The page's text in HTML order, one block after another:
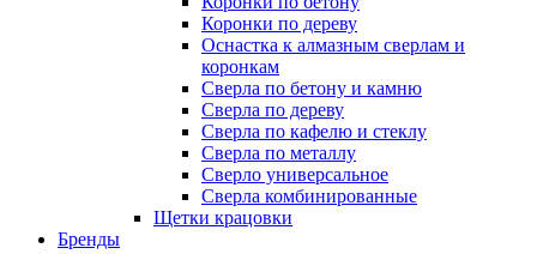
Коронки по дереву
Оснастка к алмазным сверлам и
коронкам
Сверла по бетону и камню
Сверла по дереву
Сверла по кафелю и стеклу
Сверла по металлу
Сверло универсальное
Сверла комбинированные
Щетки крацовки
Бренды